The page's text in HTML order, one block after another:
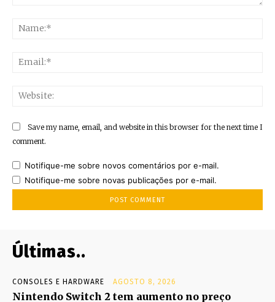
Save my name, email, and website in this browser for the next time I
comment.
Notifique-me sobre novos comentários por e-mail.
Notifique-me sobre novas publicações por e-mail.
Últimas..
CONSOLES E HARDWARE AGOSTO 8, 2026
Nintendo Switch 2 tem aumento no preço